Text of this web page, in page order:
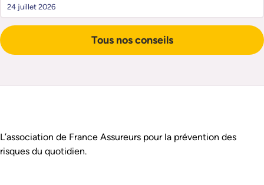
24 juillet 2026
Tous nos conseils
Assurance Prévention est :
L’association de France Assureurs pour la prévention des
risques du quotidien.